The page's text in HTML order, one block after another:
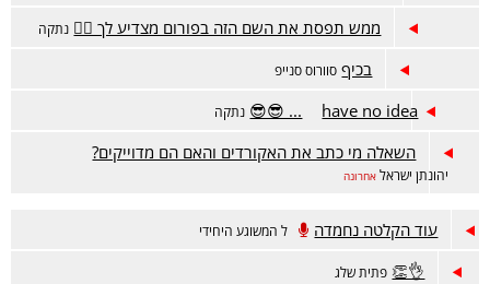
ממש תפסת את השם הזה בפורום מצדיע לך 🙋‍♂️ נתקה
בכיף סוורוס סנייפ
have no idea... 😎😎 נתקה
השאלה מי כתב את האקורדים והאם הם מדוייקים?
יהונתן ישראל אחרונה
עוד הקלטה נחמדה ל המשוגע היחידי
👌👏 פתית שלג